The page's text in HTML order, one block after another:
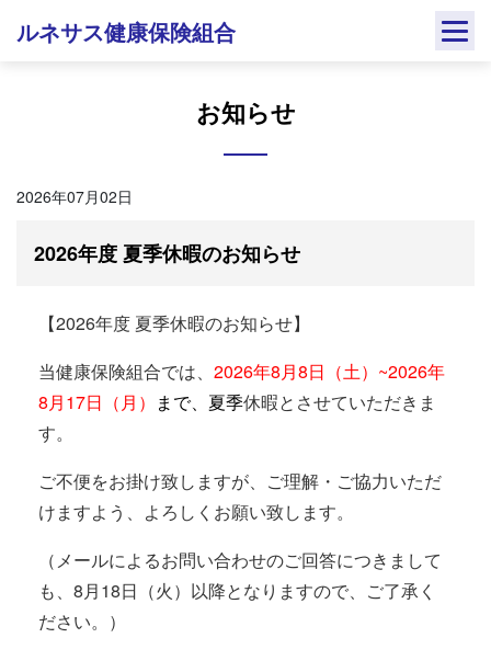
ルネサス健康保険組合
お知らせ
2026年07月02日
2026年度 夏季休暇のお知らせ
【2026年度 夏季休暇のお知らせ】
当健康保険組合では、 2026年8月8日（土）~2026年
8月17日（月） まで、夏季休暇とさせていただきま
す。
ご不便をお掛け致しますが、ご理解・ご協力いただ
けますよう、よろしくお願い致します。
（メールによるお問い合わせのご回答につきまして
も、8月18日（火）以降となりますので、ご了承く
ださい。）